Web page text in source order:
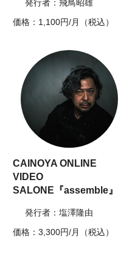
発行者：飛鳥昭雄
価格：1,100円/月（税込）
CAINOYA ONLINE
VIDEO
SALONE『assemble』
発行者：塩澤隆由
価格：3,300円/月（税込）